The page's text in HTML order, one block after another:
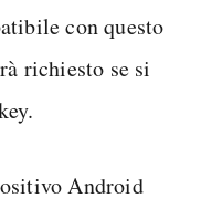
con questo
richiesto se si
Android